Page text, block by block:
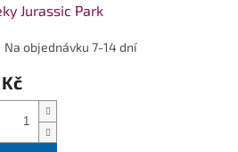
Jurassic Park
Na objednávku 7-14 dní